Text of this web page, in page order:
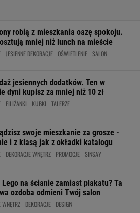
robią z mieszkania oazę spokoju.
mniej niż lunch na mieście
JESIENNE DEKORACJE OŚWIETLENIE SALON
jesiennych dodatków. Ten w
dyni kupisz za mniej niż 10 zł
FILIŻANKI KUBKI TALERZE
swoje mieszkanie za grosze -
i z klasą jak z okładki katalogu
DEKORACJE WNĘTRZ PROMOCJE SINSAY
Lego na ścianie zamiast plakatu? Ta
ozdoba odmieni Twój salon
WNĘTRZ DEKORACJE DESIGN